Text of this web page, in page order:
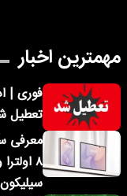
اخبار
تعطیل شد؟
سیلیکون-کربن